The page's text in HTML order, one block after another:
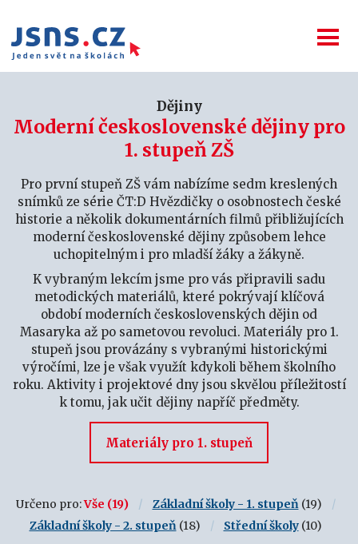
Dějiny
Moderní československé dějiny pro
1. stupeň ZŠ
Pro první stupeň ZŠ vám nabízíme sedm kreslených
snímků ze série ČT:D Hvězdičky o osobnostech české
historie a několik dokumentárních filmů přibližujících
moderní československé dějiny způsobem lehce
uchopitelným i pro mladší žáky a žákyně.
K vybraným lekcím jsme pro vás připravili sadu
metodických materiálů, které pokrývají klíčová
období moderních československých dějin od
Masaryka až po sametovou revoluci. Materiály pro 1.
stupeň jsou provázány s vybranými historickými
výročími, lze je však využít kdykoli během školního
roku. Aktivity i projektové dny jsou skvělou příležitostí
k tomu, jak učit dějiny napříč předměty.
Materiály pro 1. stupeň
Určeno pro:Vše (19) Základní školy - 1. stupeň(19)
Základní školy - 2. stupeň(18) Střední školy(10)